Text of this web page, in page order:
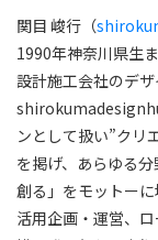
関目 峻行（
1990年神奈川県生
設計施工会社のデ
ンとして扱い”クリ
を掲げ、あらゆる
創る」をモットー
活用企画・運営、